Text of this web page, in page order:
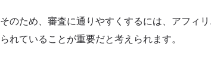
そのため、審査に通りやすくするには、アフィ
られていることが重要だと考えられます。